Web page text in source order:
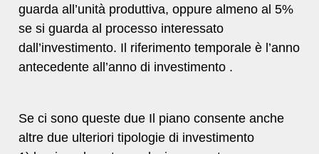
guarda all’unità produttiva, oppure almeno al 5%
se si guarda al processo interessato
dall’investimento. Il riferimento temporale è l’anno
antecedente all’anno di investimento .
Se ci sono queste due Il piano consente anche
altre due ulteriori tipologie di investimento